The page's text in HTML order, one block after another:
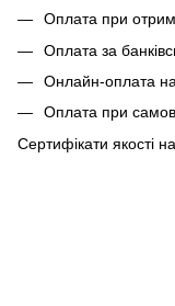
Оплата при
Оплата за
Онлайн-оплата на
Оплата при
Сертифікати якості